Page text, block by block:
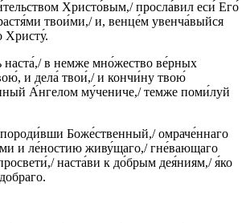
Христо́вым,/ просла́вил еси́ Его́
твои́ми,/ и, венце́м увенча́выйся
Христу́.
в немже мно́жество ве́рных
и дела́ твои́,/ и кончи́ну твою́
А́нгелом му́чениче,/ темже поми́луй
Боже́ственный,/ омраче́ннаго
и ле́ностию живу́щаго,/ гне́вающаго
наста́ви к до́брым дея́ниям,/ я́ко